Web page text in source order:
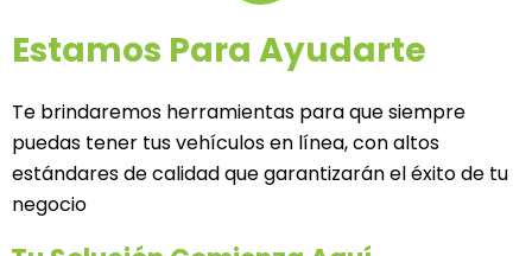
Estamos Para Ayudarte
Te brindaremos herramientas para que siempre
puedas tener tus vehículos en línea, con altos
estándares de calidad que garantizarán el éxito de tu
negocio​